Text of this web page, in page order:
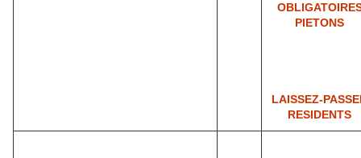
PIETONS
LAISSEZ-
RESIDENTS